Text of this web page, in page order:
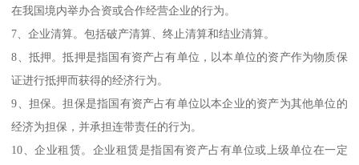
在我国境内举办合资或合作经营企业的行为。
7、企业清算。包括破产清算、终止清算和结业清算。
8、抵押。抵押是指国有资产占有单位，以本单位的资产作为物质保
证进行抵押而获得的经济行为。
9、担保。担保是指国有资产占有单位以本企业的资产为其他单位的
经济为担保，并承担连带责任的行为。
10、企业租赁。企业租赁是指国有资产占有单位或上级单位在一定